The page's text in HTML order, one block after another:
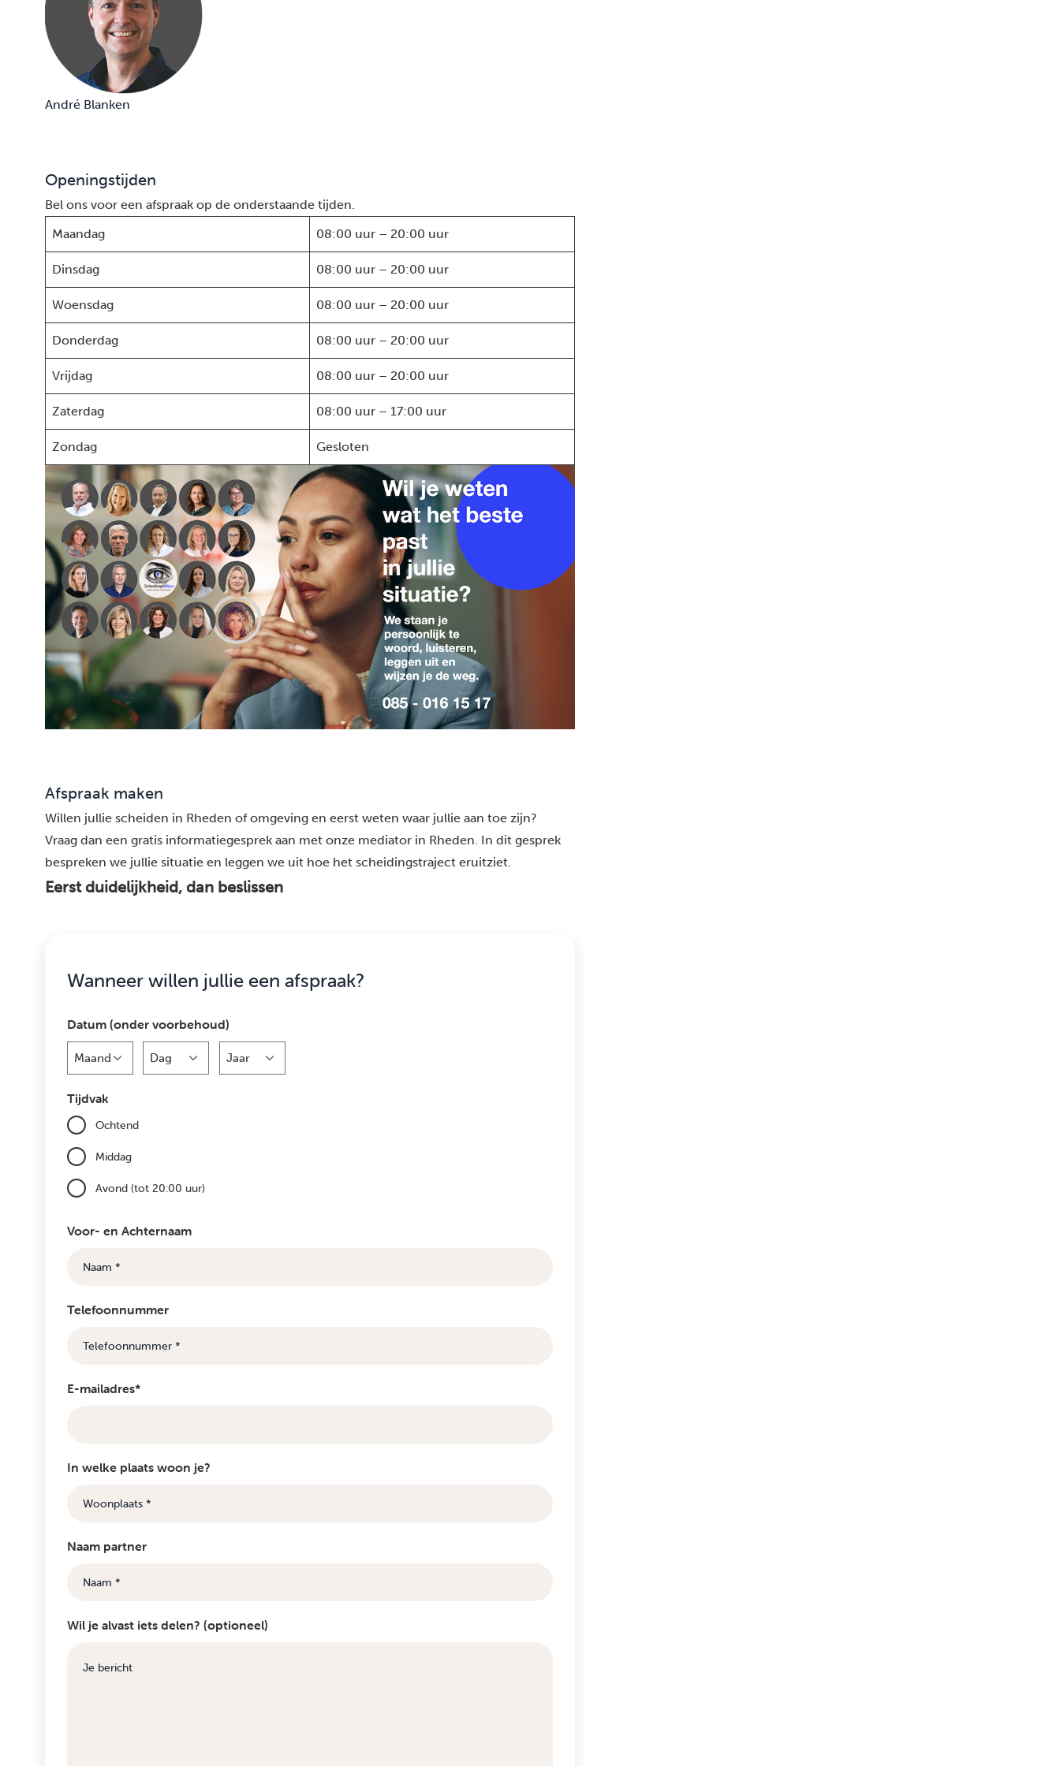
André Blanken
Openingstijden
Bel ons voor een afspraak op de onderstaande tijden.
Maandag
08:00 uur – 20:00 uur
Dinsdag 08:00 uur – 20:00 uur
Woensdag 08:00 uur – 20:00 uur
Donderdag 08:00 uur – 20:00 uur
Vrijdag 08:00 uur – 20:00 uur
Zaterdag 08:00 uur – 17:00 uur
Zondag Gesloten
Afspraak maken
Willen jullie scheiden in Rheden of omgeving en eerst weten waar jullie aan toe zijn?
Vraag dan een gratis informatiegesprek aan met onze mediator in Rheden. In dit gesprek
bespreken we jullie situatie en leggen we uit hoe het scheidingstraject eruitziet.
Eerst duidelijkheid, dan beslissen
Wanneer willen jullie een afspraak?
Datum (onder voorbehoud)
Tijdvak
Ochtend
Middag
Avond (tot 20:00 uur)
Voor- en Achternaam
Telefoonnummer
E-mailadres*
In welke plaats woon je?
Naam partner
Wil je alvast iets delen? (optioneel)